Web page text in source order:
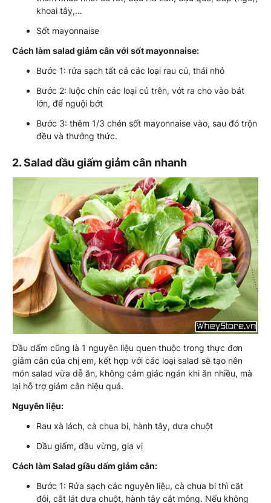
khoai tây,…
Sốt mayonnaise
Cách làm salad giảm cân với sốt mayonnaise:
Bước 1: rửa sạch tất cả các loại rau củ, thái nhỏ
Bước 2: luộc chín các loại củ trên, vớt ra cho vào bát
lớn, để nguội bớt
Bước 3: thêm 1/3 chén sốt mayonnaise vào, sau đó trộn
đều và thưởng thức.
2. Salad dầu giấm giảm cân nhanh
Dầu dấm cũng là 1 nguyên liệu quen thuộc trong thực đơn
giảm cân của chị em, kết hợp với các loại salad sẽ tạo nên
món salad vừa dễ ăn, không cảm giác ngán khi ăn nhiều, mà
lại hỗ trợ giảm cân hiệu quả.
Nguyên liệu:
Rau xà lách, cà chua bi, hành tây, dưa chuột
Dầu giấm, dầu vừng, gia vị
Cách làm Salad giầu dấm giảm cân:
Bước 1: Rửa sạch các nguyên liệu, cà chua bi thì cắt
đôi, cắt lát dưa chuột, hành tây cắt mỏng. Nếu không